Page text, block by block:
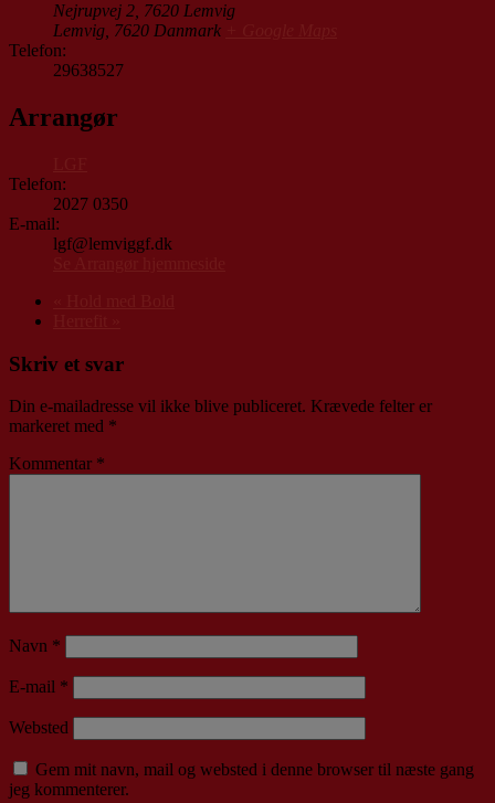
Nejrupvej 2, 7620 Lemvig
Lemvig 7620 Danmark
Telefon:
29638527
Arrangør
Telefon:
2027 0350
E-mail:
lgf@lemviggf.dk
Skriv et svar
Din e-mailadresse vil ikke blive publiceret. Krævede felter er
markeret med *
Kommentar *
Navn *
E-mail *
Websted
Gem mit navn, mail og websted i denne browser til næste gang
jeg kommenterer.